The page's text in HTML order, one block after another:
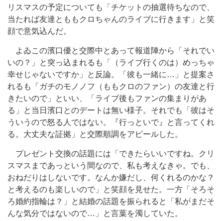
リスマスの予定についても「チケットの抽選待ちなので、
当たれば友達とももクロちゃんのライブに行きます」と笑
顔で意気込んだ。
よゐこの濱口優と交際中とあって報道陣から「それでい
いの？」と突っ込まれるも「（ライブ行くのは）めっちゃ
幸せじゃないですか」と反論。「彼も一緒に…」と提案さ
れるも「ガチのモノノフ（ももクロのファン）の友達と行
きたいので」といい、「ライブ後もファンの集まりがあ
る」と当日濱口とのデートは無い様子。それでも「彼はそ
ういうので怒る人ではない。『行っといで』と言ってくれ
る。大丈夫な証拠」と交際順調をアピールした。
プレゼント交換の話題には「できたらいいですね。クリ
スマスまであっという間なので、私も考えなきゃ。でも、
おねだりはしないです。なんか嫌だし、何くれるのかな？
と考えるのも楽しいので」と笑顔を見せた。一方「そろそ
ろ婚約指輪は？」と結婚の話題を振られると「私がまだそ
んな気分ではないので…」と言葉を濁していた。